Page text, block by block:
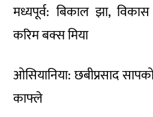
मध्यपूर्व: बिकाल झा, विकास
करिम बक्स मिया
ओसियानिया: छबीप्रसाद
काफ्ले